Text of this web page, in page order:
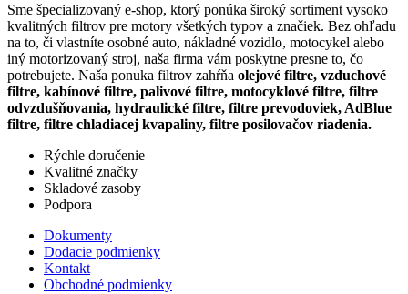
Sme špecializovaný e-shop, ktorý ponúka široký sortiment vysoko
kvalitných filtrov pre motory všetkých typov a značiek. Bez ohľadu
na to, či vlastníte osobné auto, nákladné vozidlo, motocykel alebo
iný motorizovaný stroj, naša firma vám poskytne presne to, čo
potrebujete. Naša ponuka filtrov zahŕňa olejové filtre, vzduchové
filtre, kabínové filtre, palivové filtre, motocyklové filtre, filtre
odvzdušňovania, hydraulické filtre, filtre prevodoviek, AdBlue
filtre, filtre chladiacej kvapaliny, filtre posilovačov riadenia.
Rýchle doručenie
Kvalitné značky
Skladové zasoby
Podpora
Dokumenty
Dodacie podmienky
Kontakt
Obchodné podmienky